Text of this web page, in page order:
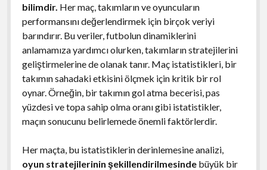
bilimdir. Her maç, takımların ve oyuncuların
performansını değerlendirmek için birçok veriyi
barındırır. Bu veriler, futbolun dinamiklerini
anlamamıza yardımcı olurken, takımların stratejilerini
geliştirmelerine de olanak tanır. Maç istatistikleri, bir
takımın sahadaki etkisini ölçmek için kritik bir rol
oynar. Örneğin, bir takımın gol atma becerisi, pas
yüzdesi ve topa sahip olma oranı gibi istatistikler,
maçın sonucunu belirlemede önemli faktörlerdir.
Her maçta, bu istatistiklerin derinlemesine analizi,
oyun stratejilerinin şekillendirilmesindebüyük bir